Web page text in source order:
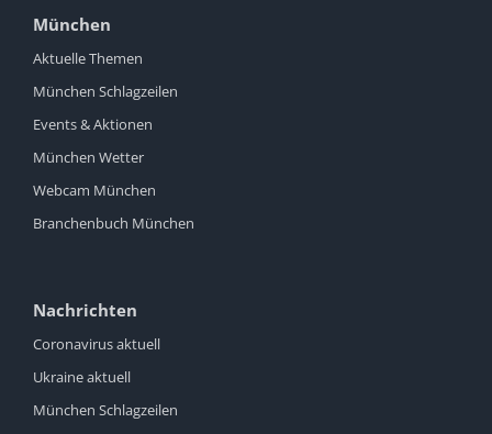
München
Aktuelle Themen
München Schlagzeilen
Events & Aktionen
München Wetter
Webcam München
Branchenbuch München
Nachrichten
Coronavirus aktuell
Ukraine aktuell
München Schlagzeilen